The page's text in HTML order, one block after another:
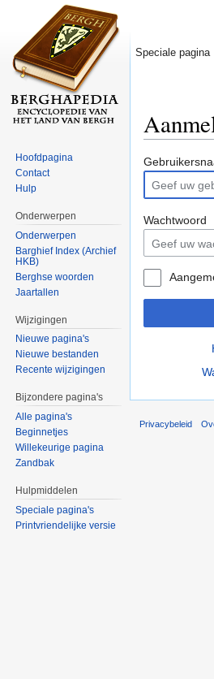
Wachtwoord
Speciale pagina
Hoofdpagina
Contact
Hulp
Onderwerpen
Onderwerpen
Barghief Index (Archief
HKB)
Berghse woorden
Jaartallen
Wijzigingen
Nieuwe pagina's
Nieuwe bestanden
Recente wijzigingen
Bijzondere pagina's
Alle pagina's
Beginnetjes
Willekeurige pagina
Zandbak
Hulpmiddelen
Speciale pagina's
Printvriendelijke versie
Privacybeleid